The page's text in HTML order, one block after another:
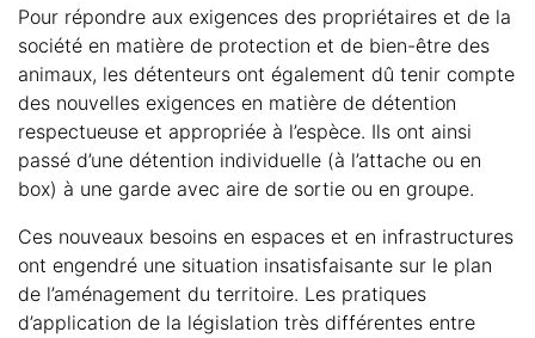
Pour répondre aux exigences des propriétaires et de la
société en matière de protection et de bien-être des
animaux, les détenteurs ont également dû tenir compte
des nouvelles exigences en matière de détention
respectueuse et appropriée à l’espèce. Ils ont ainsi
passé d’une détention individuelle (à l’attache ou en
box) à une garde avec aire de sortie ou en groupe.
Ces nouveaux besoins en espaces et en infrastructures
ont engendré une situation insatisfaisante sur le plan
de l’aménagement du territoire. Les pratiques
d’application de la législation très différentes entre